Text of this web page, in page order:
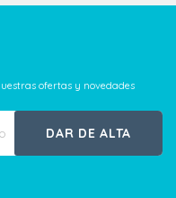
ofertas y novedades
DAR DE ALTA